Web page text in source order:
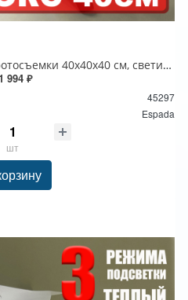
Лайт-куб для предметной фотосъемки 40x40x40 см, светильник LED USB, модель ELC40, Espada
994 ₽
45297
Espada
шт